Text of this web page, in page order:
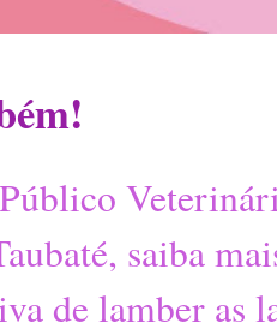
saiba
de lamber as